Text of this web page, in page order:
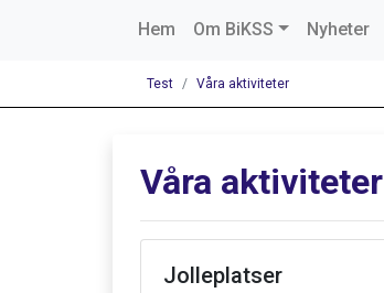
Hem Om BiKSS Nyheter
Test Våra aktiviteter
Våra aktiviteter
Jolleplatser